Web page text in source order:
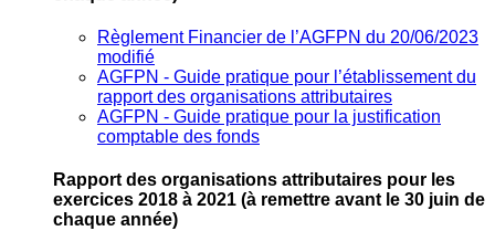
Règlement Financier de l’AGFPN du 20/06/2023
modifié
AGFPN ‐ Guide pratique pour l’établissement du
rapport des organisations attributaires
AGFPN ‐ Guide pratique pour la justification
comptable des fonds
Rapport des organisations attributaires pour les
exercices 2018 à 2021 (à remettre avant le 30 juin de
chaque année)